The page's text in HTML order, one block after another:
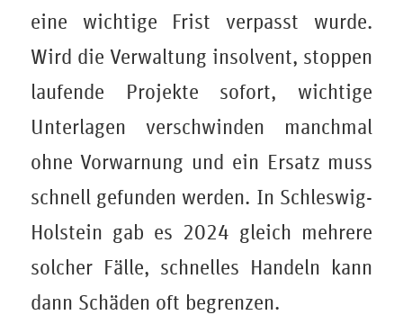
eine wichtige Frist verpasst wurde.
Wird die Verwaltung insolvent, stoppen
laufende Projekte sofort, wichtige
Unterlagen verschwinden manchmal
ohne Vorwarnung und ein Ersatz muss
schnell gefunden werden. In Schleswig-
Holstein gab es 2024 gleich mehrere
solcher Fälle, schnelles Handeln kann
dann Schäden oft begrenzen.